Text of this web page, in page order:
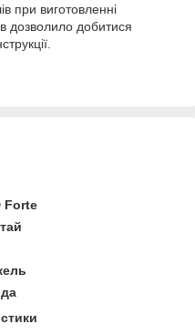
при виготовленні
дозволило добитися
Forte